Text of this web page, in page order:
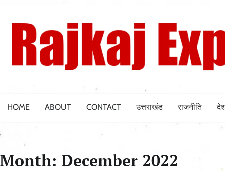
content
HOME ABOUT CONTACT उत्तराखंड राजनीति
Month: December 2022